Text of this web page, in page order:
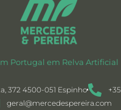
Portugal em Relva Artificial
372 4500-051 Espinho
geral@mercedespereira.com